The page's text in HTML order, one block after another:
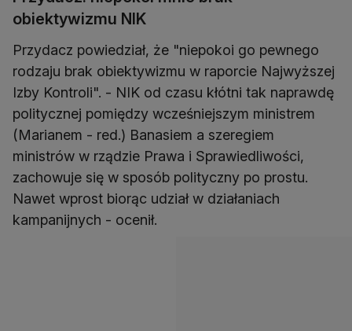
obiektywizmu NIK
Przydacz powiedział, że "niepokoi go pewnego
rodzaju brak obiektywizmu w raporcie Najwyższej
Izby Kontroli". - NIK od czasu kłótni tak naprawdę
politycznej pomiędzy wcześniejszym ministrem
(Marianem - red.) Banasiem a szeregiem
ministrów w rządzie Prawa i Sprawiedliwości,
zachowuje się w sposób polityczny po prostu.
Nawet wprost biorąc udział w działaniach
kampanijnych - ocenił.